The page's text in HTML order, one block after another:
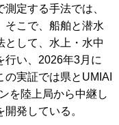
定する手法では、
そこで、船舶と潜水
として、水上・水中
行い、2026年3月に
実証では県とUMIAI
を陸上局から中継し
発している。